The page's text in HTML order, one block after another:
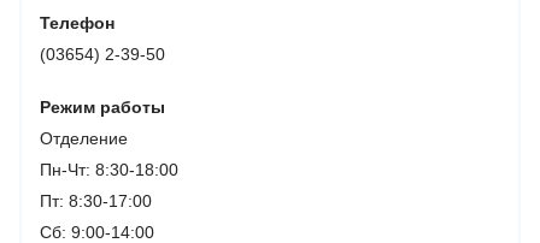
Телефон
(03654) 2-39-50
Режим работы
Отделение
Пн-Чт: 8:30-18:00
Пт: 8:30-17:00
Сб: 9:00-14:00